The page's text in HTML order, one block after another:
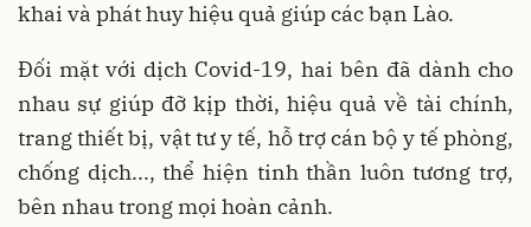
khai và phát huy hiệu quả giúp các bạn Lào.
Đối mặt với dịch Covid-19, hai bên đã dành cho
nhau sự giúp đỡ kịp thời, hiệu quả về tài chính,
trang thiết bị, vật tư y tế, hỗ trợ cán bộ y tế phòng,
chống dịch..., thể hiện tinh thần luôn tương trợ,
bên nhau trong mọi hoàn cảnh.